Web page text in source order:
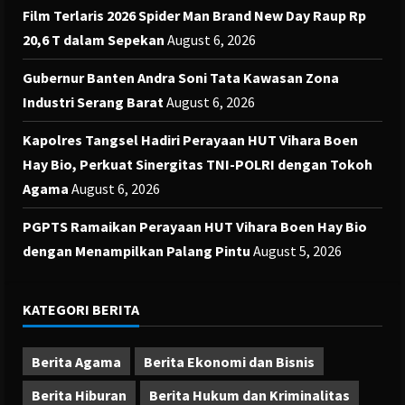
Film Terlaris 2026 Spider Man Brand New Day Raup Rp
20,6 T dalam Sepekan August 6, 2026
Gubernur Banten Andra Soni Tata Kawasan Zona
Industri Serang BaratAugust 6, 2026
Kapolres Tangsel Hadiri Perayaan HUT Vihara Boen
Hay Bio, Perkuat Sinergitas TNI-POLRI dengan Tokoh
Agama August 6, 2026
PGPTS Ramaikan Perayaan HUT Vihara Boen Hay Bio
dengan Menampilkan Palang Pintu August 5, 2026
KATEGORI BERITA
Berita Agama
Berita Ekonomi dan Bisnis
Berita Hiburan
Berita Hukum dan Kriminalitas